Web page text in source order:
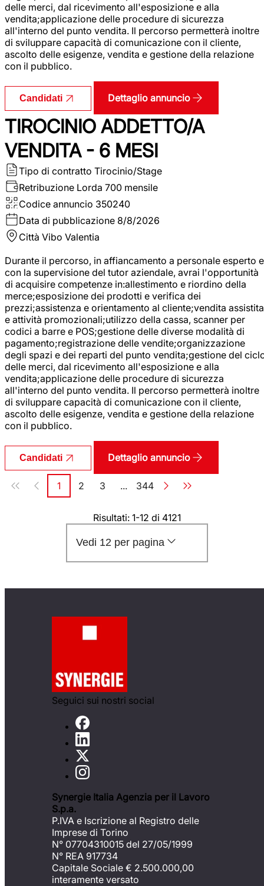
delle merci, dal ricevimento all'esposizione e alla
vendita;applicazione delle procedure di sicurezza
all'interno del punto vendita. Il percorso permetterà inoltre
di sviluppare capacità di comunicazione con il cliente,
ascolto delle esigenze, vendita e gestione della relazione
con il pubblico.
Candidati Dettaglio annuncio
TIROCINIO ADDETTO/A
VENDITA - 6 MESI
Tipo di contratto Tirocinio/Stage
Retribuzione Lorda 700 mensile
Codice annuncio 350240
Data di pubblicazione 8/8/2026
Città Vibo Valentia
Durante il percorso, in affiancamento a personale esperto e
con la supervisione del tutor aziendale, avrai l'opportunità
di acquisire competenze in:allestimento e riordino della
merce;esposizione dei prodotti e verifica dei
prezzi;assistenza e orientamento al cliente;vendita assistita
e attività promozionali;utilizzo della cassa, scanner per
codici a barre e POS;gestione delle diverse modalità di
pagamento;registrazione delle vendite;organizzazione
degli spazi e dei reparti del punto vendita;gestione del
delle merci, dal ricevimento all'esposizione e alla
vendita;applicazione delle procedure di sicurezza
all'interno del punto vendita. Il percorso permetterà inoltre
di sviluppare capacità di comunicazione con il cliente,
ascolto delle esigenze, vendita e gestione della relazione
con il pubblico.
Candidati Dettaglio annuncio
Paginazione
Pagina
1 Pagina
2 Pagina
3 ... Pagina
344
Risultati: 1-12 di 4121
Vedi 12 per pagina
Seguici sui nostri social
Synergie Italia Agenzia per il Lavoro
S.p.a.
P.IVA e Iscrizione al Registro delle
Imprese di Torino
N° 07704310015 del 27/05/1999
N° REA 917734
Capitale Sociale € 2.500.000,00
interamente versato